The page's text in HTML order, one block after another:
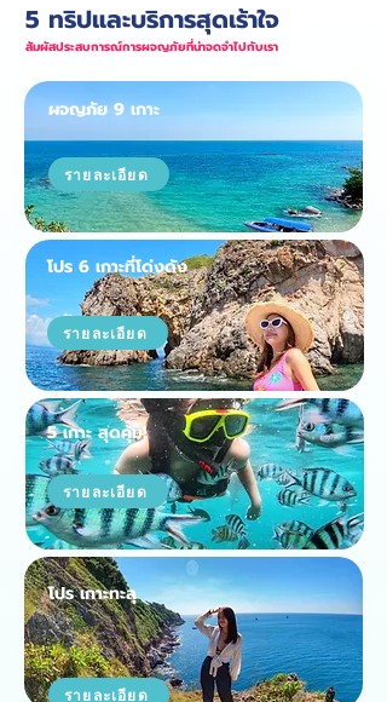
5 ทริปและบริการสุดเร้าใจ
สัมผัสประสบการณ์การผจญภัยที่น่าจดจำไปกับเรา
ผจญภัย 9 เกาะ
รายละเอียด
โปร 6 เกาะที่โด่งดัง
รายละเอียด
5 เกาะ สุดคุ้ม!
รายละเอียด
โปร เกาะทะลุ
รายละเอียด